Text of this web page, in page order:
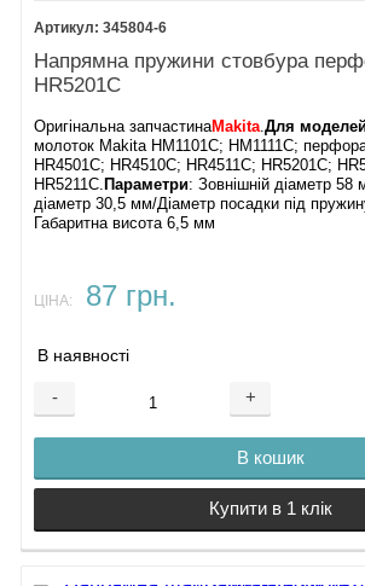
345804-6
Напрямна пружини стовбура
HR5201C
Оригінальна запчастинаMakita .Для
молоток Makita HM1101C; HM1111C;
HR4501C; HR4510C; HR4511C; HR5201C;
HR5211C. Параметри: Зовнішній діаметр 58
діаметр 30,5 мм/Діаметр посадки під
Габаритна висота 6,5 мм
ЦІНА: 87 грн.
В наявності
- +
В кошик
Купити в 1 клік